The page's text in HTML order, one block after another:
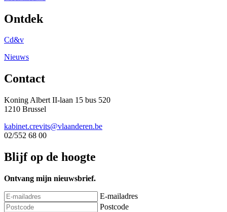
Ontdek
Cd&v
Nieuws
Contact
Koning Albert II-laan 15 bus 520
1210 Brussel
kabinet.crevits@vlaanderen.be
02/552 68 00
Blijf op de hoogte
Ontvang mijn nieuwsbrief.
E-mailadres
Postcode